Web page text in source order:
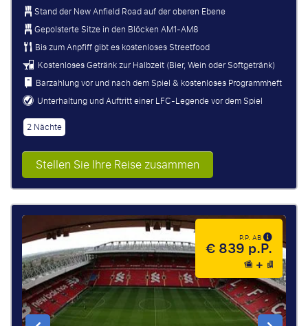
Stand der New Anfield Road auf der oberen Ebene
Gepolsterte Sitze in den Blöcken AM1-AM8
Bis zum Anpfiff gibt es kostenloses Streetfood
Kostenloses Getränk zur Halbzeit (Bier, Wein oder Softgetränk)
Barzahlung vor und nach dem Spiel & kostenloses Programmheft
Unterhaltung und Auftritt einer LFC-Legende vor dem Spiel
2 Nächte
Stellen Sie Ihre Reise zusammen
P.P. AB
€ 839 p.P.